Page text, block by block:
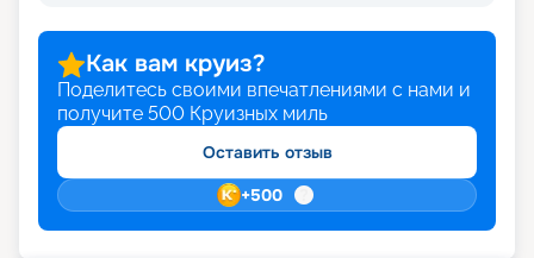
Как вам круиз?
Поделитесь своими впечатлениями с нами и
получите 500 Круизных миль
Оставить отзыв
+500